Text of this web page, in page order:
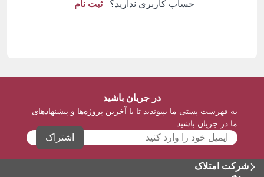
حساب کاربری ندارید؟ ثبت نام
در جریان باشید
به فهرست پستی ما بپیوندید تا با آخرین پروژه‌ها و پیشنهادهای
ما در جریان باشید
اشتراک
شرکت امتلاک